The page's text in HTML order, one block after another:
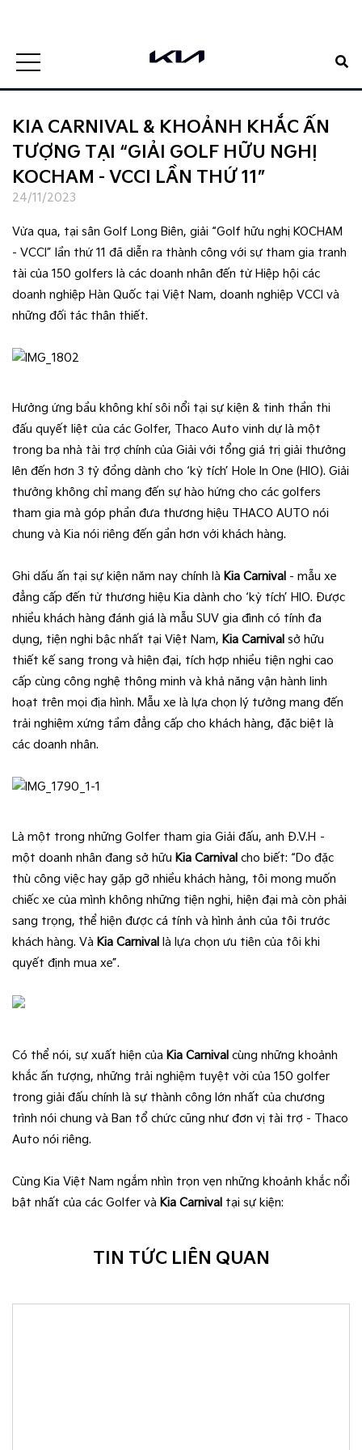
KIA CARNIVAL & KHOẢNH KHẮC ẤN
TƯỢNG TẠI “GIẢI GOLF HỮU NGHỊ
KOCHAM - VCCI LẦN THỨ 11”
24/11/2023
Vừa qua, tại sân Golf Long Biên, giải “Golf hữu nghị KOCHAM
- VCCI” lần thứ 11 đã diễn ra thành công với sự tham gia tranh
tài của 150 golfers là các doanh nhân đến từ Hiệp hội các
doanh nghiệp Hàn Quốc tại Việt Nam, doanh nghiệp VCCI và
những đối tác thân thiết.
Hưởng ứng bầu không khí sôi nổi tại sự kiện & tinh thần thi
đấu quyết liệt của các Golfer, Thaco Auto vinh dự là một
trong ba nhà tài trợ chính của Giải với tổng giá trị giải thưởng
lên đến hơn 3 tỷ đồng dành cho ‘kỳ tích’ Hole In One (HIO). Giải
thưởng không chỉ mang đến sự hào hứng cho các golfers
tham gia mà góp phần đưa thương hiệu THACO AUTO nói
chung và Kia nói riêng đến gần hơn với khách hàng.
Ghi dấu ấn tại sự kiện năm nay chính là Kia Carnival - mẫu xe
đẳng cấp đến từ thương hiệu Kia dành cho ‘kỳ tích’ HIO. Được
nhiều khách hàng đánh giá là mẫu SUV gia đình có tính đa
dụng, tiện nghi bậc nhất tại Việt Nam, Kia Carnival sở hữu
thiết kế sang trong và hiện đại, tích hợp nhiều tiện nghi cao
cấp cùng công nghệ thông minh và khả năng vận hành linh
hoạt trên mọi địa hình. Mẫu xe là lựa chọn lý tưởng mang đến
trải nghiệm xứng tầm đẳng cấp cho khách hàng, đặc biệt là
các doanh nhân.
Là một trong những Golfer tham gia Giải đấu, anh Đ.V.H –
một doanh nhân đang sở hữu Kia Carnival cho biết: “Do đặc
thù công việc hay gặp gỡ nhiều khách hàng, tôi mong muốn
chiếc xe của mình không những tiện nghi, hiện đại mà còn phải
sang trọng, thể hiện được cá tính và hình ảnh của tôi trước
khách hàng. Và Kia Carnival là lựa chọn ưu tiên của tôi khi
quyết định mua xe”.
Có thể nói, sự xuất hiện của Kia Carnival cùng những khoảnh
khắc ấn tượng, những trải nghiệm tuyệt vời của 150 golfer
trong giải đấu chính là sự thành công lớn nhất của chương
trình nói chung và Ban tổ chức cũng như đơn vị tài trợ - Thaco
Auto nói riêng.
Cùng Kia Việt Nam ngắm nhìn trọn vẹn những khoảnh khắc nổi
bật nhất của các Golfer và Kia Carnival tại sự kiện:
TIN TỨC LIÊN QUAN